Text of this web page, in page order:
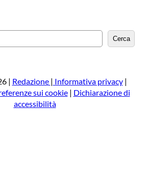
e
a
Cerca
| Redazione | Informativa privacy|
sui cookie| Dichiarazione di
accessibilità